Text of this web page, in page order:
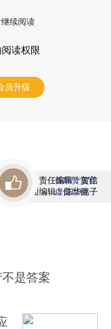
续阅读
读权限
员升级
责任编辑：贺信
版面编辑：陈华懿子
首席赞赏官
虚位以待
不是答案